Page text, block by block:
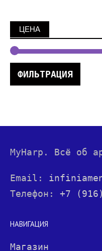
ЦЕНА
ФИЛЬТРАЦИЯ
MyHarp. Всё об
Email:
Телефон: +7
НАВИГАЦИЯ
Магазин